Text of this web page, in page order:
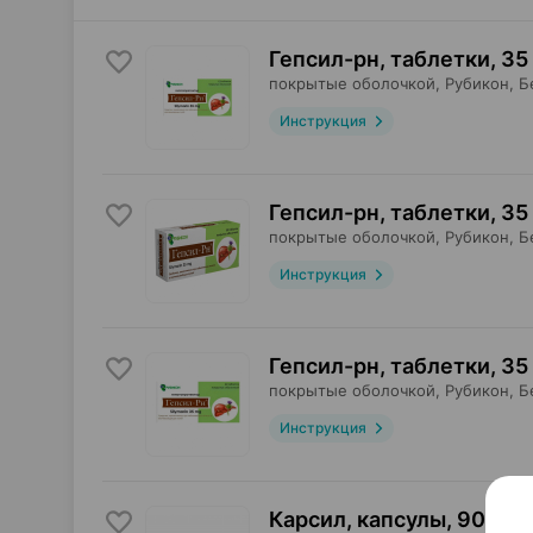
Гепсил-рн, таблетки, 35
покрытые оболочкой, Рубикон ,
Инструкция
Гепсил-рн, таблетки, 35
покрытые оболочкой, Рубикон ,
Инструкция
Гепсил-рн, таблетки, 35
покрытые оболочкой, Рубикон ,
Инструкция
Карсил, капсулы, 90 мг